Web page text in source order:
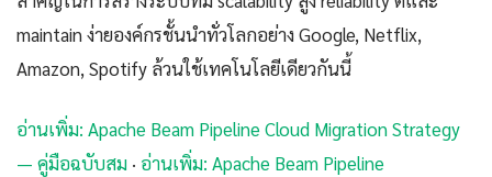
maintain ง่ายองค์กรชั้นนำทั่วโลกอย่าง Google, Netflix,
Amazon, Spotify ล้วนใช้เทคโนโลยีเดียวกันนี้
อ่านเพิ่ม: Apache Beam Pipeline Cloud Migration Strategy
— คู่มือฉบับสม · อ่านเพิ่ม: Apache Beam Pipeline